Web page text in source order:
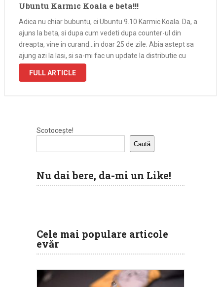
Ubuntu Karmic Koala e beta!!!
Adica nu chiar bubuntu, ci Ubuntu 9.10 Karmic Koala. Da, a
ajuns la beta, si dupa cum vedeti dupa counter-ul din
dreapta, vine in curand…in doar 25 de zile. Abia astept sa
ajung azi la Iasi, si sa-mi fac un update la distributie cu
acest beta. …
FULL ARTICLE
Scotocește!
Caută
Nu dai bere, da-mi un Like!
Cele mai populare articole
evăr